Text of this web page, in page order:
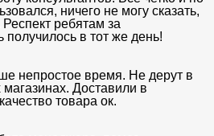
ничего не могу сказать,
ребятам за
получилось в тот же день!
непростое время. Не дерут в
магазинах. Доставили в
товара ок.